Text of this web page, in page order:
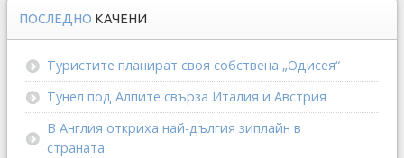
ПОСЛЕДНО КАЧЕНИ
Туристите планират своя собствена „Одисея“
Тунел под Алпите свърза Италия и Австрия
В Англия откриха най-дългия зиплайн в
страната